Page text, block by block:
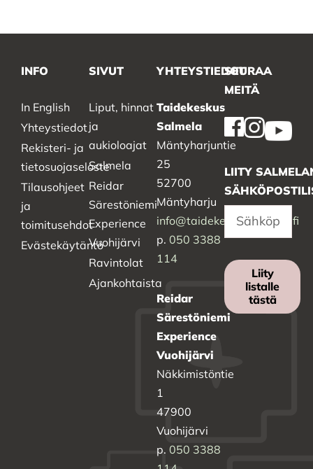
INFO
In English
Yhteystiedot
Rekisteri- ja
tietosuojaseloste
Tilausohjeet
ja
toimitusehdot
Evästekäytäntö
SIVUT
Liput, hinnat
ja
aukioloajat
Salmela
Reidar
Särestöniemi
Experience
Vuohijärvi
Ravintolat
Ajankohtaista
YHTEYSTIEDOT
Taidekeskus
Salmela
Mäntyharjuntie
25
52700
Mäntyharju
info@taidekeskussalmela.fi
p. 050 3388
114
Reidar
Särestöniemi
Experience
Vuohijärvi
Näkkimistöntie
1
47900
Vuohijärvi
p. 050 3388
SEURAA
MEITÄ
LIITY
Liity
listalle
tästä